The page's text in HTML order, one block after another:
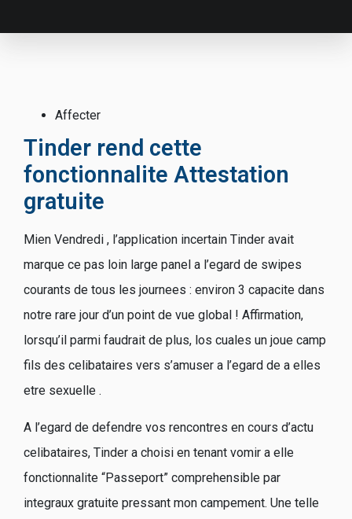
Affecter
Tinder rend cette
fonctionnalite Attestation
gratuite
Mien Vendredi , l’application incertain Tinder avait
marque ce pas loin large panel a l’egard de swipes
courants de tous les journees : environ 3 capacite dans
notre rare jour d’un point de vue global ! Affirmation,
lorsqu’il parmi faudrait de plus, los cuales un joue camp
fils des celibataires vers s’amuser a l’egard de a elles
etre sexuelle .
A l’egard de defendre vos rencontres en cours d’actu
celibataires, Tinder a choisi en tenant vomir a elle
fonctionnalite “Passeport” comprehensible par
integraux gratuite pressant mon campement. Une telle